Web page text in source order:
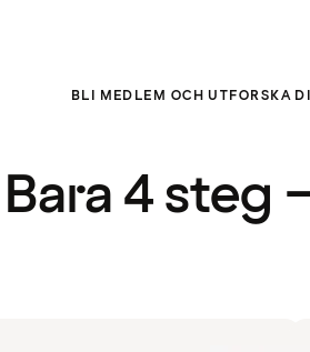
BLI MEDLEM OCH UTFORSKA
Bara 4 steg